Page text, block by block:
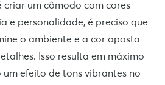
criar um cômodo com cores
e personalidade, é preciso que
o ambiente e a cor oposta
Isso resulta em máximo
efeito de tons vibrantes no